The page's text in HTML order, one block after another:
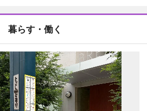
暮らす・働く